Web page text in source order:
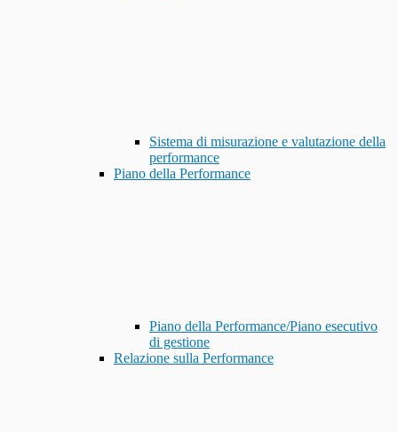
Sistema di misurazione e valutazione della
performance
Piano della Performance
Piano della Performance/Piano esecutivo
di gestione
Relazione sulla Performance